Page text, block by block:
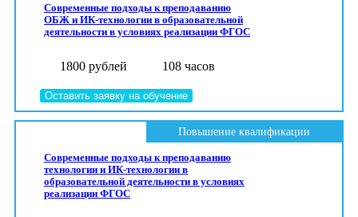
Современные подходы к преподаванию
ОБЖ и ИК-технологии в образовательной
деятельности в условиях реализации ФГОС
1800 рублей 108 часов
Оставить заявку на обучение
Современные подходы к преподаванию
технологии и ИК-технологии в
образовательной деятельности в условиях
реализации ФГОС
Повышение квалификации